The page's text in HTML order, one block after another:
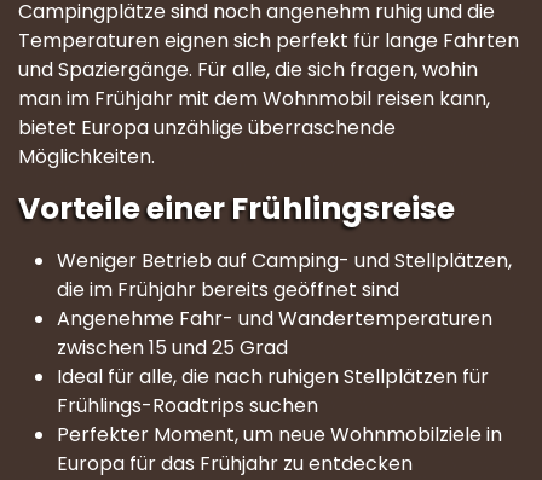
Campingplätze sind noch angenehm ruhig und die
Temperaturen eignen sich perfekt für lange Fahrten
und Spaziergänge. Für alle, die sich fragen, wohin
man im Frühjahr mit dem Wohnmobil reisen kann,
bietet Europa unzählige überraschende
Möglichkeiten.
Vorteile einer Frühlingsreise
Weniger Betrieb auf Camping- und Stellplätzen,
die im Frühjahr bereits geöffnet sind
Angenehme Fahr- und Wandertemperaturen
zwischen 15 und 25 Grad
Ideal für alle, die nach ruhigen Stellplätzen für
Frühlings-Roadtrips suchen
Perfekter Moment, um neue Wohnmobilziele in
Europa für das Frühjahr zu entdecken